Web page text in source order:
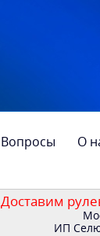
Вопросы О
Доставим
ИП